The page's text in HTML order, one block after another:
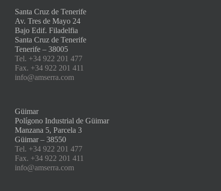
Santa Cruz de Tenerife
Av. Tres de Mayo 24
Bajo Edif. Filadelfia
Santa Cruz de Tenerife
Tenerife – 38005
Tel. +34 922 201 477
Fax. +34 922 201 411
info@amserra.com
Güimar
Polígono Industrial de Güimar
Manzana 5, Parcela 3
Güimar – 38550
Tel. +34 922 201 477
Fax. +34 922 201 411
info@amserra.com